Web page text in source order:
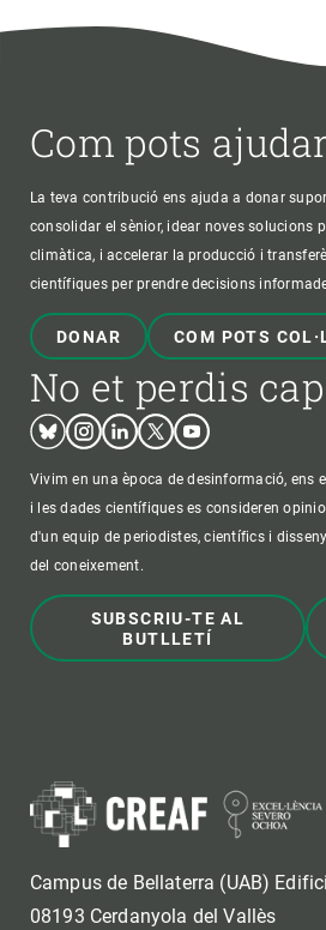
Com pots
La teva contribució ens ajuda a donar
consolidar el sènior, idear noves solucions
climàtica, i accelerar la producció i
científiques per prendre decisions
DONAR COM POTS
No et perdis
BlueskyInstagram
LinkedinTwitterYoutube
Vivim en una època de desinformació, ens
i les dades científiques es consideren
d'un equip de periodistes, científics i
del coneixement.
SUBSCRIU-TE AL
BUTLLETÍ
Campus de Bellaterra (UAB)
08193 Cerdanyola del Vallès